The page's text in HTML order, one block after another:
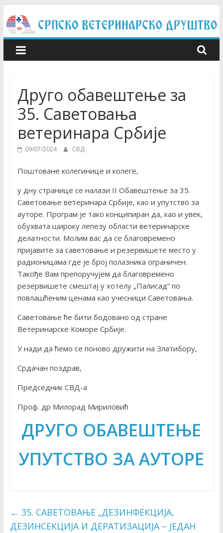
to
content
Друго обавештење за
35. Саветовања
ветеринара Србије
09/07/2024 СВД
Поштоване колегинице и колеге,
у дну странице се налази II Обавештење за 35.
Саветовање ветеринара Србије, као и упутство за
ауторе. Програм је тако конципиран да, као и увек,
обухвата широку лепезу области ветеринарске
делатности. Молим вас да се благовремено
пријавите за саветовање и резервишете место у
радионицама где је број полазника ограничен.
Такође Вам препоручујем да благовремено
резервишете смештај у хотелу „Палисад“ по
повлашћеним ценама као учесници Саветовања.
Саветовање ће бити бодовано од стране
Ветеринарске Коморе Србије.
У нади да ћемо се поново дружити на Златибору,
Срдачан поздрав,
Председник СВД-а
Проф. др Милорад Мириловић
ДРУГО ОБАВЕШТЕЊЕ
УПУТСТВО ЗА АУТОРЕ
← 35. САВЕТОВАЊЕ „ДЕЗИНФЕКЦИЈА,
ДЕЗИНСЕКЦИЈА И ДЕРАТИЗАЦИЈА – ЈЕДАН